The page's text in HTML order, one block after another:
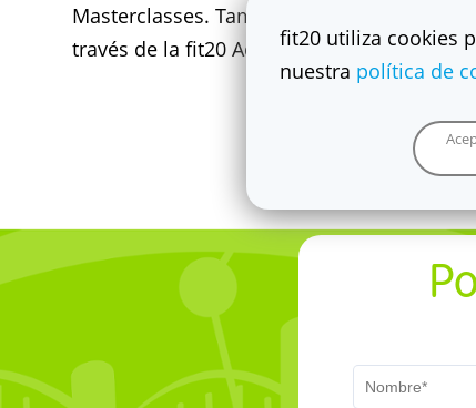
fit20 utiliza cookies
nuestra política de
Masterclasses. También tus futuros
través de la fit20 Academy online.